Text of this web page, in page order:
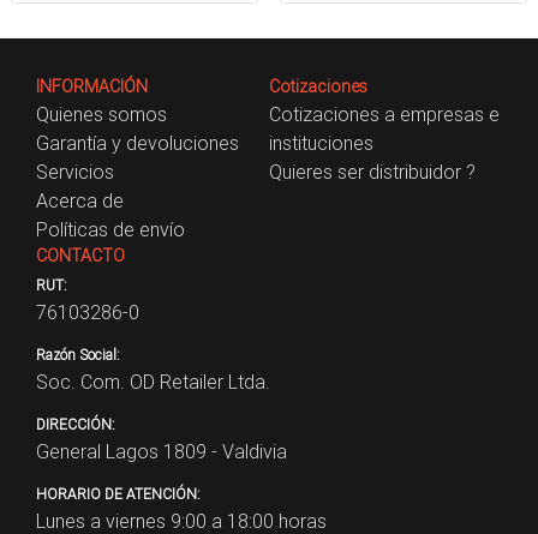
INFORMACIÓN
Quienes somos
Garantía y devoluciones
Servicios
Acerca de
Políticas de envío
Cotizaciones
Cotizaciones a empresas e
instituciones
Quieres ser distribuidor ?
CONTACTO
RUT:
76103286-0
Razón Social:
Soc. Com. OD Retailer Ltda.
DIRECCIÓN:
General Lagos 1809 - Valdivia
HORARIO DE ATENCIÓN:
Lunes a viernes 9:00 a 18:00 horas